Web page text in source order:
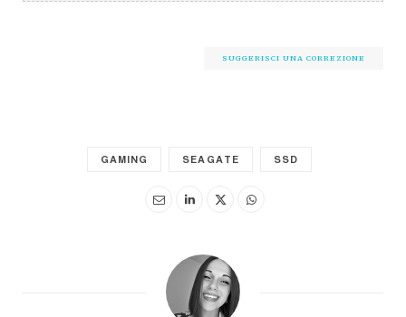
SUGGERISCI UNA CORREZIONE
GAMING SEAGATE SSD